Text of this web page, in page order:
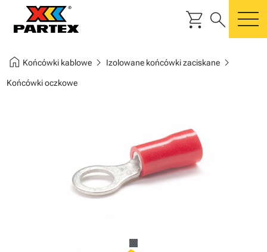
shopping_cart search
home Końcówki kablowechevron_right Izolowane końcówki zaciskanechevron_right
Końcówki oczkowe